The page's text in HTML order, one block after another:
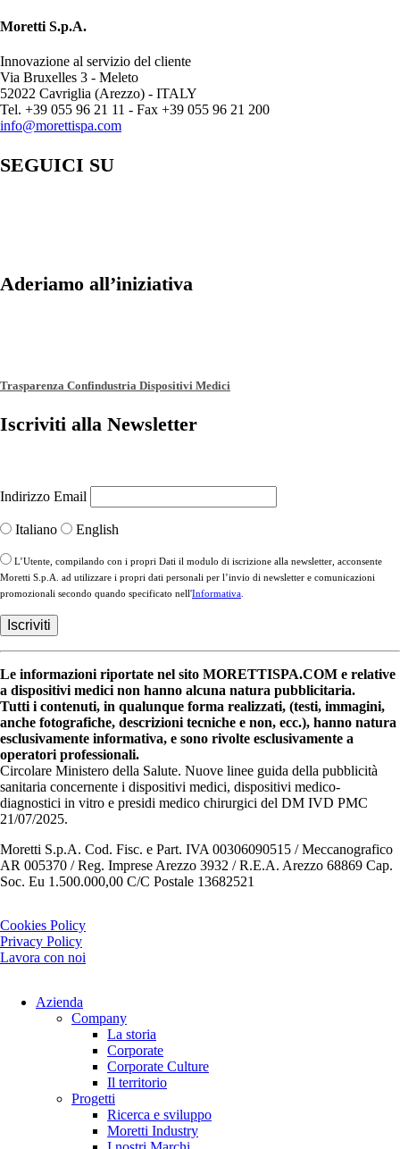
Moretti S.p.A.
Innovazione al servizio del cliente
Via Bruxelles 3 - Meleto
52022 Cavriglia (Arezzo) - ITALY
Tel. +39 055 96 21 11 - Fax +39 055 96 21 200
info@morettispa.com
SEGUICI SU
Aderiamo all’iniziativa
Trasparenza Confindustria Dispositivi Medici
Iscriviti alla Newsletter
Indirizzo Email
Italiano English
L’Utente, compilando con i propri Dati il modulo di iscrizione alla newsletter, acconsente
Moretti S.p.A. ad utilizzare i propri dati personali per l’invio di newsletter e comunicazioni
promozionali secondo quando specificato nell'Informativa
Le informazioni riportate nel sito MORETTISPA.COM e relative
a dispositivi medici non hanno alcuna natura pubblicitaria.
Tutti i contenuti, in qualunque forma realizzati, (testi, immagini,
anche fotografiche, descrizioni tecniche e non, ecc.), hanno natura
esclusivamente informativa, e sono rivolte esclusivamente a
operatori professionali.
Circolare Ministero della Salute. Nuove linee guida della pubblicità
sanitaria concernente i dispositivi medici, dispositivi medico-
diagnostici in vitro e presidi medico chirurgici del DM IVD PMC
21/07/2025.
Moretti S.p.A. Cod. Fisc. e Part. IVA 00306090515 / Meccanografico
AR 005370 / Reg. Imprese Arezzo 3932 / R.E.A. Arezzo 68869 Cap.
Soc. Eu 1.500.000,00 C/C Postale 13682521
Cookies Policy
Privacy Policy
Lavora con noi
Azienda
Company
La storia
Corporate
Corporate Culture
Il territorio
Progetti
Ricerca e sviluppo
Moretti Industry